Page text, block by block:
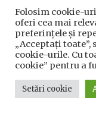
Folosim cookie-
oferi cea mai
preferințele și
„Acceptați toate”,
cookie-urile. Cu
cookie” pentru a
Setări cookie